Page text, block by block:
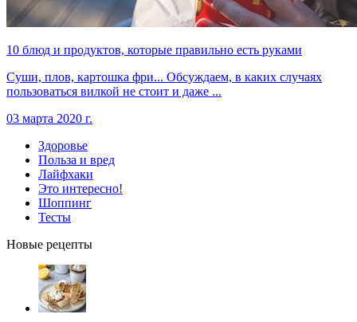
10 блюд и продуктов, которые правильно есть руками
Суши, плов, картошка фри... Обсуждаем, в каких случаях
пользоваться вилкой не стоит и даже ...
03 марта 2020 г.
Здоровье
Польза и вред
Лайфхаки
Это интересно!
Шоппинг
Тесты
Новые рецепты